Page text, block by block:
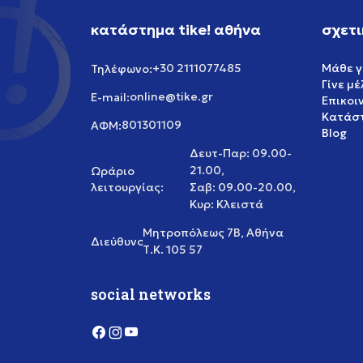
κατάστημα tike! αθήνα
Τηλέφωνο:+30 2111077485
E-mail:online@tike.gr
ΑΦΜ:801301109
Ωράριο
λειτουργίας:
Δευτ-Παρ: 09.00-
21.00,
Σαβ: 09.00-20.00,
Κυρ: Κλειστά
Διεύθυνση:
Μητροπόλεως 7Β, Αθήνα
Τ.Κ. 105 57
Μάθε
Γίνε
Blog
social networks